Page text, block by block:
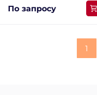
По запросу
1